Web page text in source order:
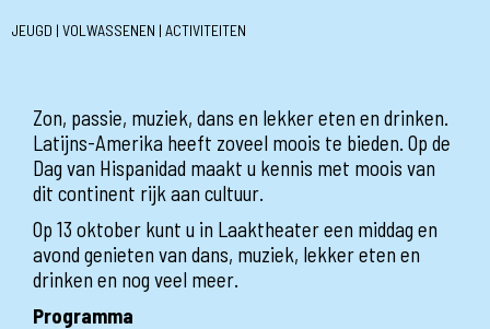
JEUGD | VOLWASSENEN | ACTIVITEITEN
Zon, passie, muziek, dans en lekker eten en drinken.
Latijns-Amerika heeft zoveel moois te bieden. Op de
Dag van Hispanidad maakt u kennis met moois van
dit continent rijk aan cultuur.
Op 13 oktober kunt u in Laaktheater een middag en
avond genieten van dans, muziek, lekker eten en
drinken en nog veel meer.
Programma